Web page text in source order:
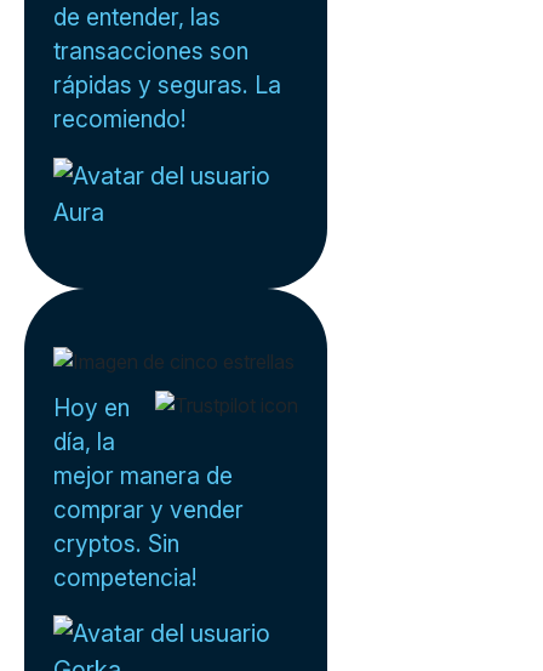
de entender, las
transacciones son
rápidas y seguras. La
recomiendo!
Aura
Hoy en
día, la
mejor manera de
comprar y vender
cryptos. Sin
competencia!